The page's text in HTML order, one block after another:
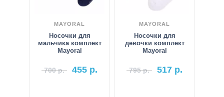
MAYORAL
Носочки для
мальчика комплект
Mayoral
700р. 455 р.
MAYORAL
Носочки для
девочки комплект
Mayoral
795р. 517 р.